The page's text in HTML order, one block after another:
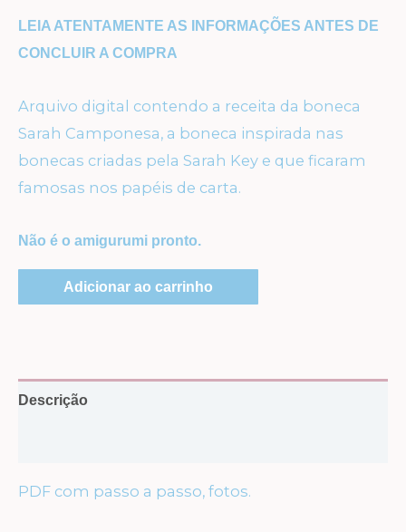
LEIA ATENTAMENTE AS INFORMAÇÕES ANTES DE
CONCLUIR A COMPRA
Arquivo digital contendo a receita da boneca
Sarah Camponesa, a boneca inspirada nas
bonecas criadas pela Sarah Key e que ficaram
famosas nos papéis de carta.
Não é o amigurumi pronto.
Adicionar ao carrinho
Descrição
PDF com passo a passo, fotos.